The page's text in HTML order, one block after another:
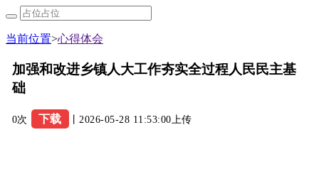
当前位置>心得体会
加强和改进乡镇人大工作夯实全过程人民民主基
础
0次 下载 丨2026-05-28 11:53:00上传